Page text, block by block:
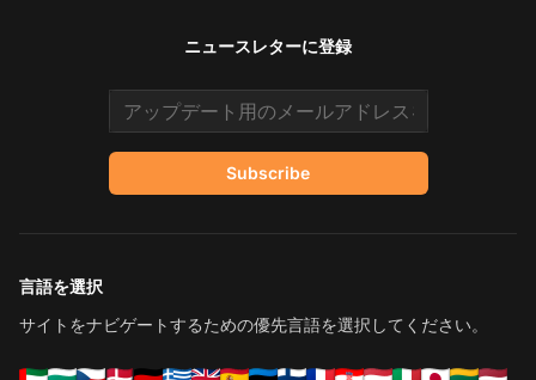
ニュースレターに登録
Email address
Subscribe
言語を選択
サイトをナビゲートするための優先言語を選択してください。